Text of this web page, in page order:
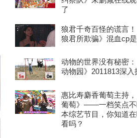
了
狼君千奇百怪的谎言
狼君所欺骗》混血cp
动物的世界没有秘密
动物园》2011813深入
惠比寿麝香葡萄主持
葡萄》——一档笑点不
本综艺节目，你知道
看吗？